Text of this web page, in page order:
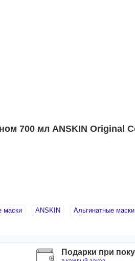
700 мл ANSKIN Original
маски ANSKIN Альгинатные маски
Подарки при